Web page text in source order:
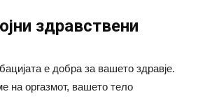
здравствени
е добра за вашето здравје.
на оргазмот, вашето тело